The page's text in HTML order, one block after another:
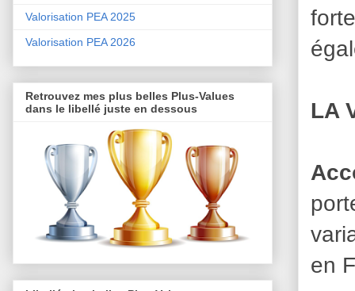
LA
en
Valorisation PEA 2025
Valorisation PEA 2026
Retrouvez mes plus belles Plus-Values
dans le libellé juste en dessous